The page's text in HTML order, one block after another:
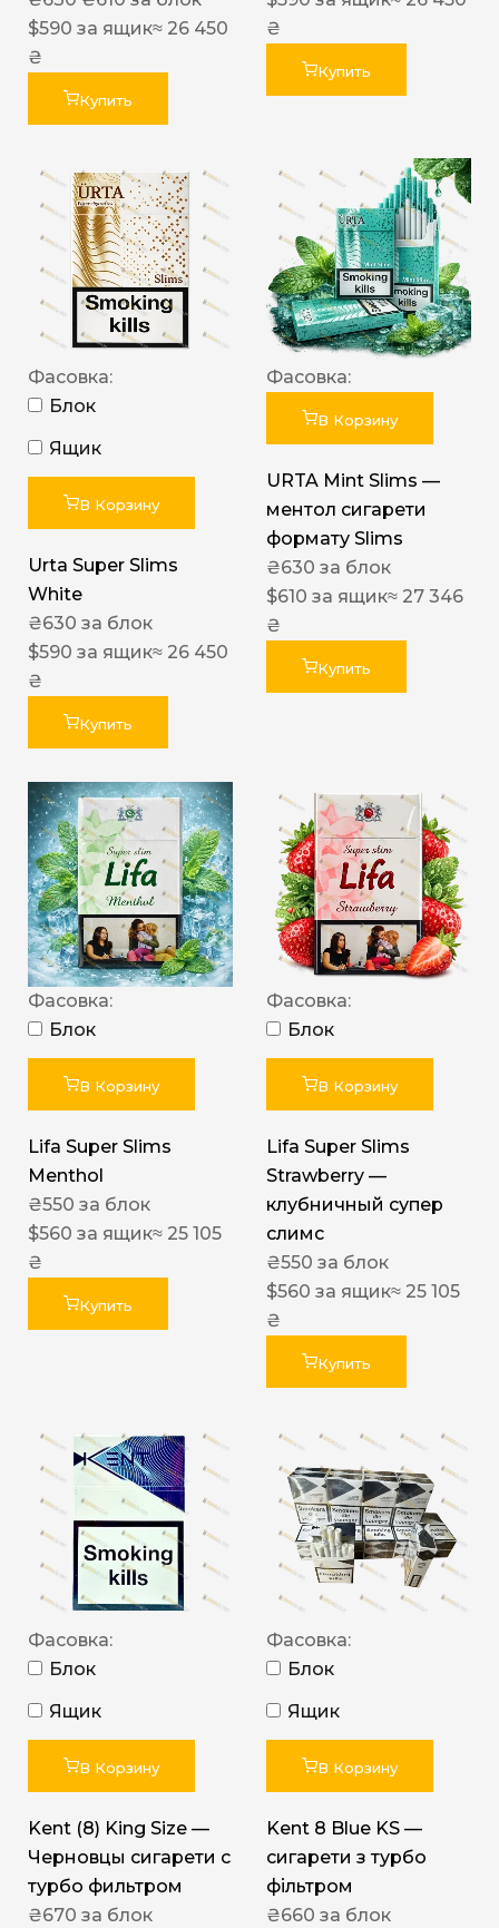
$590 за ящик≈ 26 450
₴
Купить
₴
Купить
Фасовка:
Блок
Ящик
В Корзину
Urta Super Slims
White
₴630 за блок
$590 за ящик≈ 26 450
₴
Купить
Фасовка:
В Корзину
URTA Mint Slims —
ментол сигарети
формату Slims
₴630 за блок
$610 за ящик≈ 27 346
₴
Купить
Фасовка:
Блок
В Корзину
Lifa Super Slims
Menthol
₴550 за блок
$560 за ящик≈ 25 105
₴
Купить
Фасовка:
Блок
В Корзину
Lifa Super Slims
Strawberry —
клубничный супер
слимс
₴550 за блок
$560 за ящик≈ 25 105
₴
Купить
Фасовка:
Блок
Ящик
В Корзину
Kent (8) King Size —
Черновцы сигарети с
турбо фильтром
₴670 за блок
Фасовка:
Блок
Ящик
В Корзину
Kent 8 Blue KS —
сигарети з турбо
фільтром
₴660 за блок